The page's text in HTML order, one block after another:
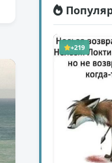
+219